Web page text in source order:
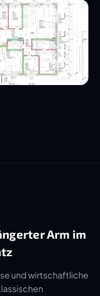
Arm im
und wirtschaftliche